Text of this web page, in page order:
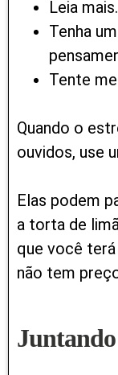
Leia mais.
Tenha
Tente
Quando o
ouvidos, use
Elas podem
a torta de
que você
não tem